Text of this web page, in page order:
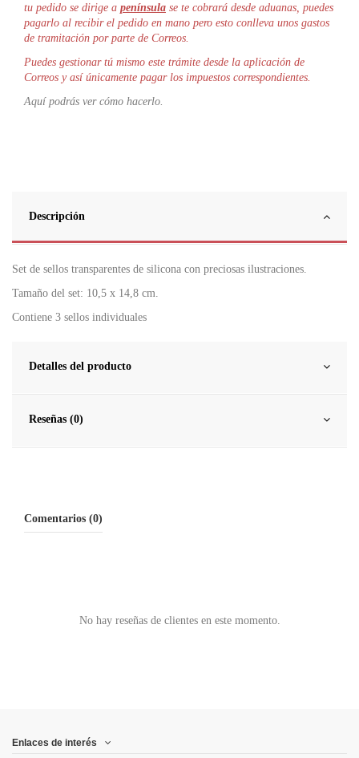
tu pedido se dirige a península se te cobrará desde aduanas, puedes
pagarlo al recibir el pedido en mano pero esto conlleva unos gastos
de tramitación por parte de Correos.
Puedes gestionar tú mismo este trámite desde la aplicación de
Correos y así únicamente pagar los impuestos correspondientes.
Aquí podrás ver cómo hacerlo.
Descripción
Set de sellos transparentes de silicona con preciosas ilustraciones.
Tamaño del set: 10,5 x 14,8 cm.
Contiene 3 sellos individuales
Detalles del producto
Reseñas (0)
Comentarios (0)
No hay reseñas de clientes en este momento.
Enlaces de interés